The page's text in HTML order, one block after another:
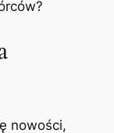
nowości,